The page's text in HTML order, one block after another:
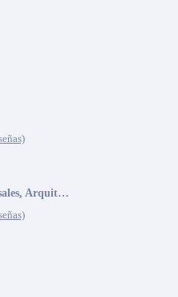
Toño Vázquez Rosales, Arquitecto